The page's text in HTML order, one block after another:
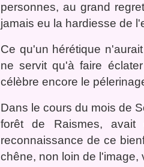
personnes, au grand
jamais eu la hardiesse de
Ce qu'un hérétique
ne servit qu'à faire
célèbre encore le
Dans le cours du mois de
forêt de Raismes, avait
reconnaissance de ce
chêne, non loin de l'image,